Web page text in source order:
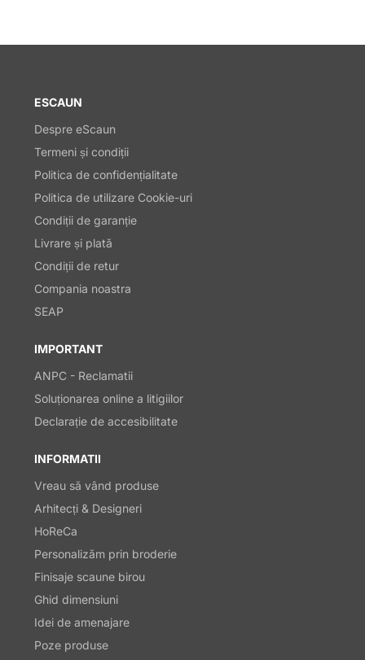
ESCAUN
Despre eScaun
Termeni și condiții
Politica de confidențialitate
Politica de utilizare Cookie-uri
Condiții de garanție
Livrare și plată
Condiții de retur
Compania noastra
SEAP
IMPORTANT
ANPC - Reclamatii
Soluționarea online a litigiilor
Declarație de accesibilitate
INFORMATII
Vreau să vând produse
Arhitecți & Designeri
HoReCa
Personalizăm prin broderie
Finisaje scaune birou
Ghid dimensiuni
Idei de amenajare
Poze produse